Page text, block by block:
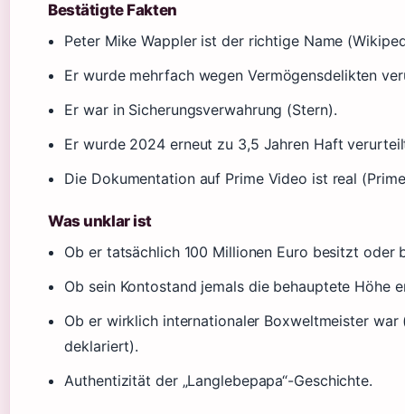
Bestätigte Fakten
Peter Mike Wappler ist der richtige Name
Er wurde mehrfach wegen Vermögensdelikten
Er war in Sicherungsverwahrung (Stern).
Er wurde 2024 erneut zu 3,5 Jahren Haft
Die Dokumentation auf Prime Video ist real
Was unklar ist
Ob er tatsächlich 100 Millionen Euro besitzt oder
Ob sein Kontostand jemals die behauptete Höhe
Ob er wirklich internationaler Boxweltmeister
deklariert).
Authentizität der „Langlebepapa“-Geschichte.